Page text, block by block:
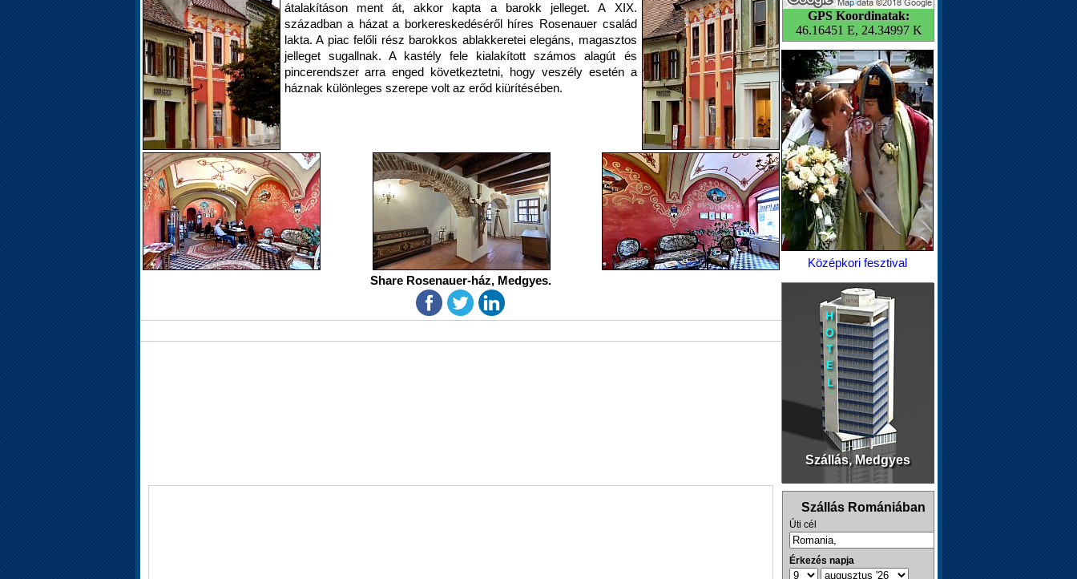
GPS Koordinatak:
46.16451 E, 24.34997 K
átalakításon ment át, akkor kapta a barokk jelleget. A XIX.
században a házat a borkereskedéséről híres Rosenauer család
lakta. A piac felőli rész barokkos ablakkeretei elegáns, magasztos
jelleget sugallnak. A kastély fele kialakított számos alagút és
pincerendszer arra enged következtetni, hogy veszély esetén a
háznak különleges szerepe volt az erőd kiürítésében.
Középkori fesztival
Szállás, Medgyes
Share Rosenauer-ház, Medgyes.